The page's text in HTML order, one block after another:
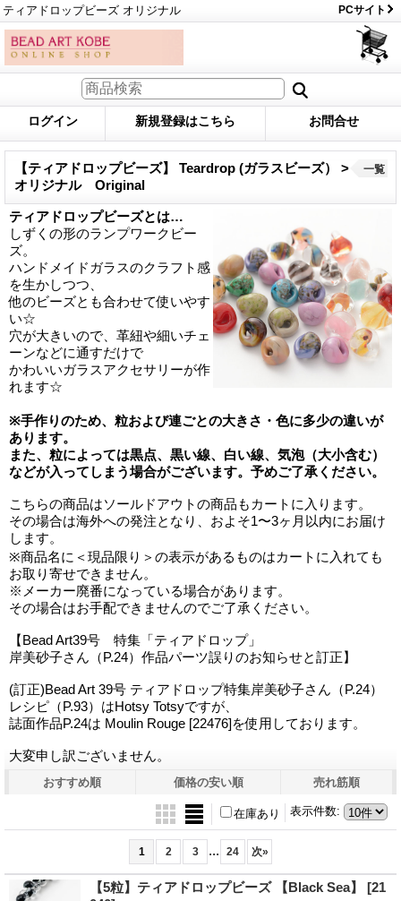
ティアドロップビーズ オリジナル PCサイト
ログイン 新規登録はこちら お問合せ
【ティアドロップビーズ】 Teardrop (ガラスビーズ） >
オリジナル Original
ティアドロップビーズとは…
しずくの形のランプワークビー
ズ。
ハンドメイドガラスのクラフト感
を生かしつつ、
他のビーズとも合わせて使いやす
い☆
穴が大きいので、革紐や細いチェ
ーンなどに通すだけで
かわいいガラスアクセサリーが作
れます☆
※手作りのため、粒および連ごとの大きさ・色に多少の違いが
あります。
また、粒によっては黒点、黒い線、白い線、気泡（大小含む）
などが入ってしまう場合がございます。予めご了承ください。
こちらの商品はソールドアウトの商品もカートに入ります。
その場合は海外への発注となり、およそ1〜3ヶ月以内にお届け
します。
※商品名に＜現品限り＞の表示があるものはカートに入れても
お取り寄せできません。
※メーカー廃番になっている場合があります。
その場合はお手配できませんのでご了承ください。
【Bead Art39号 特集「ティアドロップ」
岸美砂子さん（P.24）作品パーツ誤りのお知らせと訂正】
(訂正)Bead Art 39号 ティアドロップ特集岸美砂子さん（P.24）
レシピ（P.93）はHotsy Totsyですが、
誌面作品P.24は Moulin Rouge [22476]を使用しております。
大変申し訳ございません。
一覧
おすすめ順 価格の安い順 売れ筋順
表示件数:
在庫あり
1 2 3 ... 24 次»
【5粒】ティアドロップビーズ 【Black Sea】 [21